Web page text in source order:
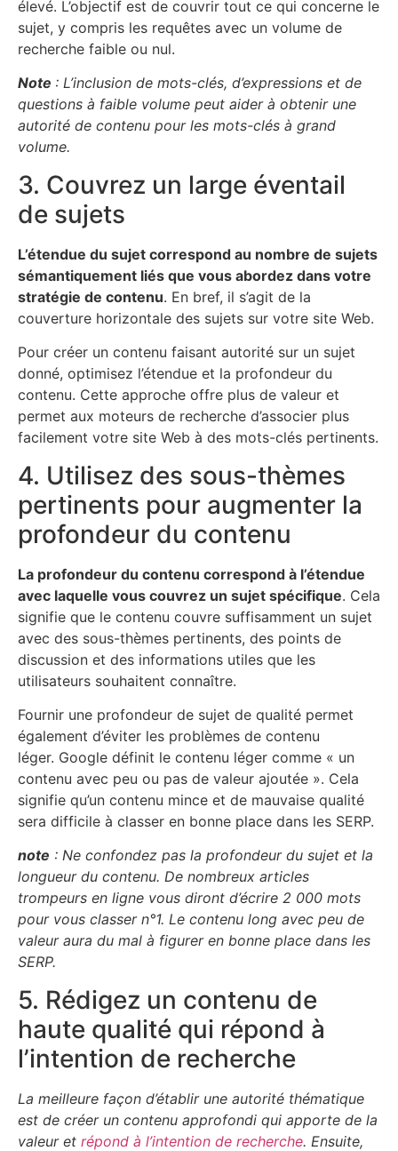
élevé. L’objectif est de couvrir tout ce qui concerne le
sujet, y compris les requêtes avec un volume de
recherche faible ou nul.
Note : L’inclusion de mots-clés, d’expressions et de
questions à faible volume peut aider à obtenir une
autorité de contenu pour les mots-clés à grand
volume.
3. Couvrez un large éventail
de sujets
L’étendue du sujet correspond au nombre de sujets
sémantiquement liés que vous abordez dans votre
stratégie de contenu. En bref, il s’agit de la
couverture horizontale des sujets sur votre site Web.
Pour créer un contenu faisant autorité sur un sujet
donné, optimisez l’étendue et la profondeur du
contenu. Cette approche offre plus de valeur et
permet aux moteurs de recherche d’associer plus
facilement votre site Web à des mots-clés pertinents.
4. Utilisez des sous-thèmes
pertinents pour augmenter la
profondeur du contenu
La profondeur du contenu correspond à l’étendue
avec laquelle vous couvrez un sujet spécifique. Cela
signifie que le contenu couvre suffisamment un sujet
avec des sous-thèmes pertinents, des points de
discussion et des informations utiles que les
utilisateurs souhaitent connaître.
Fournir une profondeur de sujet de qualité permet
également d’éviter les problèmes de contenu
léger. Google définit le contenu léger comme « un
contenu avec peu ou pas de valeur ajoutée ». Cela
signifie qu’un contenu mince et de mauvaise qualité
sera difficile à classer en bonne place dans les SERP.
note : Ne confondez pas la profondeur du sujet et la
longueur du contenu. De nombreux articles
trompeurs en ligne vous diront d’écrire 2 000 mots
pour vous classer n°1. Le contenu long avec peu de
valeur aura du mal à figurer en bonne place dans les
SERP.
5. Rédigez un contenu de
haute qualité qui répond à
l’intention de recherche
La meilleure façon d’établir une autorité thématique
est de créer un contenu approfondi qui apporte de la
valeur et répond à l’intention de recherche. Ensuite,